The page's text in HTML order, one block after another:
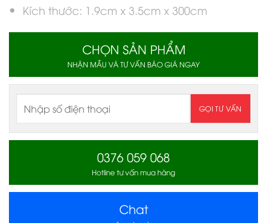
Kích thước: 1.9cm x 3.5cm x 300cm
CHỌN SẢN PHẨM
NHẬN MẪU VÀ TƯ VẤN BÁO GIÁ NGAY
0376 059 068
Hotline tư vấn mua hàng
Chat